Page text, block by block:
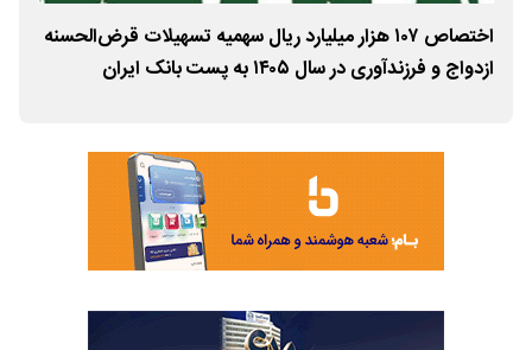
اختصاص ۱۰۷ هزار میلیارد ریال سهمیه تسهیلات قرض‌الحسنه
ازدواج و فرزندآوری در سال ۱۴۰۵ به پست بانک ایران